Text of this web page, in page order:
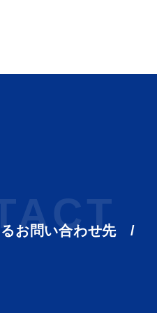
お問い合わせ先